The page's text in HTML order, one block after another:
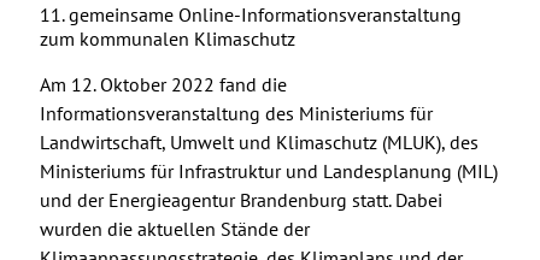
11. gemeinsame Online-Informationsveranstaltung
zum kommunalen Klimaschutz
Am 12. Oktober 2022 fand die
Informationsveranstaltung des Ministeriums für
Landwirtschaft, Umwelt und Klimaschutz (MLUK), des
Ministeriums für Infrastruktur und Landesplanung (MIL)
und der Energieagentur Brandenburg statt. Dabei
wurden die aktuellen Stände der